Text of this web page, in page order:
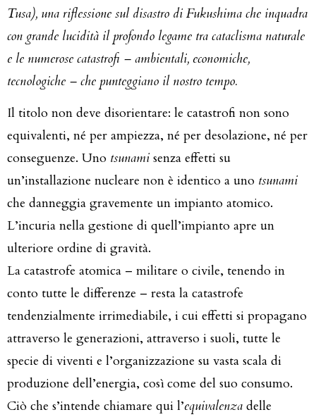
Tusa), una riflessione sul disastro di Fukushima che inquadra
con grande lucidità il profondo legame tra cataclisma naturale
e le numerose catastrofi – ambientali, economiche,
tecnologiche – che punteggiano il nostro tempo.
Il titolo non deve disorientare: le catastrofi non sono
equivalenti, né per ampiezza, né per desolazione, né per
conseguenze. Uno tsunami senza effetti su
un’installazione nucleare non è identico a uno tsunami
che danneggia gravemente un impianto atomico.
L’incuria nella gestione di quell’impianto apre un
ulteriore ordine di gravità.
La catastrofe atomica – militare o civile, tenendo in
conto tutte le differenze – resta la catastrofe
tendenzialmente irrimediabile, i cui effetti si propagano
attraverso le generazioni, attraverso i suoli, tutte le
specie di viventi e l’organizzazione su vasta scala di
produzione dell’energia, così come del suo consumo.
Ciò che s’intende chiamare qui l’equivalenza delle